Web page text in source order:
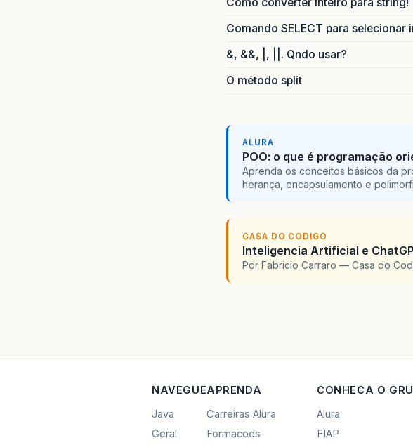
Comando SELECT para selecionar
&, &&, |, ||. Qndo usar?
O método split
ALURA
POO: o que é programação
Aprenda os conceitos básicos da
herança, encapsulamento e
CASA DO CODIGO
Inteligencia Artificial e
Por Fabricio Carraro — Casa do
NAVEGUE
Java
Geral
APRENDA
Carreiras Alura
Formacoes
CONHECA O
Alura
FIAP